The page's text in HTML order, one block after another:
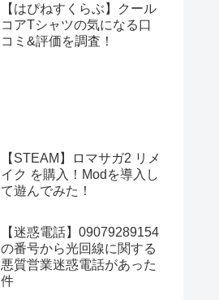
【はぴねすくらぶ】クール
コアTシャツの気になる口
コミ&評価を調査！
【STEAM】ロマサガ2 リメ
イク を購入！Modを導入し
て遊んでみた！
【迷惑電話】09079289154
の番号から光回線に関する
悪質営業迷惑電話があった
件